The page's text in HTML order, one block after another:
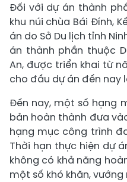
Đối với dự án thành
khu núi chùa Bái Đính,
án do Sở Du lịch tỉnh
án thành phần thuộc
An, được triển khai từ
cho đầu dự án đến nay
Đến nay, một số hạng
bản hoàn thành đưa
hạng mục công trình
Thời hạn thực hiện dự
không có khả năng
một số khó khăn, vướng